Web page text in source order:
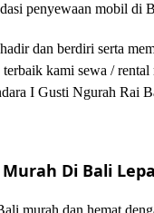
penyewaan mobil di
dan berdiri serta
kami sewa /
I Gusti Ngurah Rai
Di Bali